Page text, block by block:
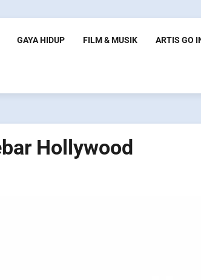
GAYA HIDUP FILM & MUSIK ARTIS GO
Hollywood